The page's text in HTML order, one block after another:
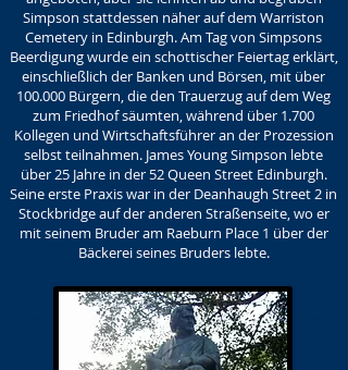
Simpson stattdessen näher auf dem Warriston
Cemetery in Edinburgh. Am Tag von Simpsons
Beerdigung wurde ein schottischer Feiertag erklärt,
einschließlich der Banken und Börsen, mit über
100.000 Bürgern, die den Trauerzug auf dem Weg
zum Friedhof säumten, während über 1.700
Kollegen und Wirtschaftsführer an der Prozession
selbst teilnahmen. James Young Simpson lebte
über 25 Jahre in der 52 Queen Street Edinburgh.
Seine erste Praxis war in der Deanhaugh Street 2 in
Stockbridge auf der anderen Straßenseite, wo er
mit seinem Bruder am Raeburn Place 1 über der
Bäckerei seines Bruders lebte.